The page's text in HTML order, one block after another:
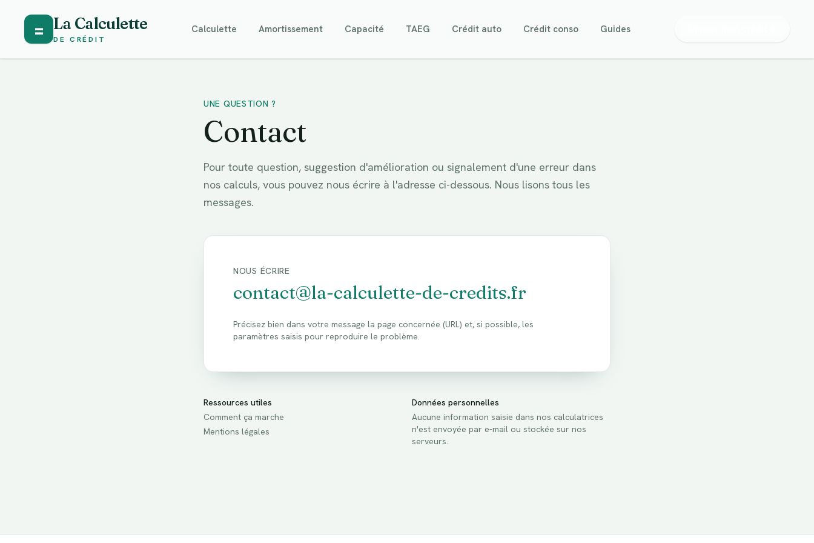
= La Calculette
DE CRÉDIT
Calculette Amortissement Capacité TAEG Crédit auto Crédit conso Guides
UNE QUESTION ?
Contact
Pour toute question, suggestion d'amélioration ou signalement d'une erreur dans
nos calculs, vous pouvez nous écrire à l'adresse ci-dessous. Nous lisons tous les
messages.
NOUS ÉCRIRE
contact@la-calculette-de-credits.fr
Précisez bien dans votre message la page concernée (URL) et, si possible, les
paramètres saisis pour reproduire le problème.
Ressources utiles
Comment ça marche
Mentions légales
Données personnelles
Aucune information saisie dans nos calculatrices
n'est envoyée par e-mail ou stockée sur nos
serveurs.